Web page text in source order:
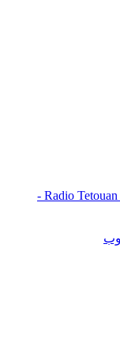
راديو تطوان - Radio Tetouan -